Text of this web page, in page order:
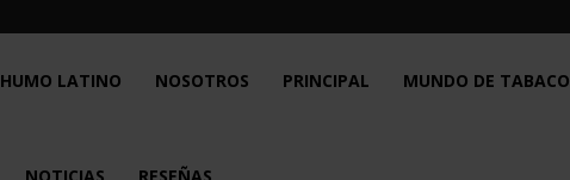
HUMO LATINO NOSOTROS PRINCIPAL MUNDO DE TABACO